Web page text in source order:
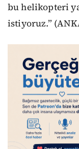
bu helikopteri
istiyoruz.”